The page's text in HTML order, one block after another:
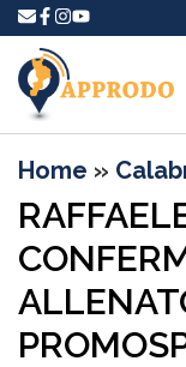
Home »